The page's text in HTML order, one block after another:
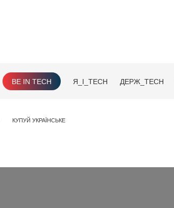
BE IN TECH Я_І_TECH ДЕРЖ_TECH
КУПУЙ УКРАЇНСЬКЕ